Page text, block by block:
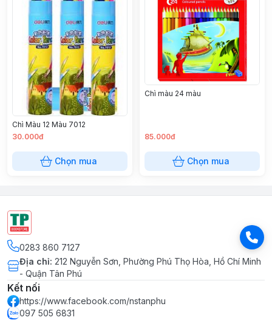
Chì Màu 12 Màu 7012
30.000đ
Chọn mua
Chì màu 24 màu
85.000đ
Chọn mua
0283 860 7127
Địa chỉ: 212 Nguyễn Sơn, Phường Phú Thọ Hòa, Hồ Chí Minh
- Quận Tân Phú
Kết nối
https://www.facebook.com/nstanphu
097 505 6831